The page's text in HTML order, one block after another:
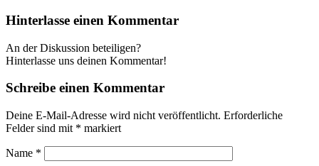
Hinterlasse einen Kommentar
An der Diskussion beteiligen?
Hinterlasse uns deinen Kommentar!
Schreibe einen Kommentar
Deine E-Mail-Adresse wird nicht veröffentlicht. Erforderliche
Felder sind mit * markiert
Name *